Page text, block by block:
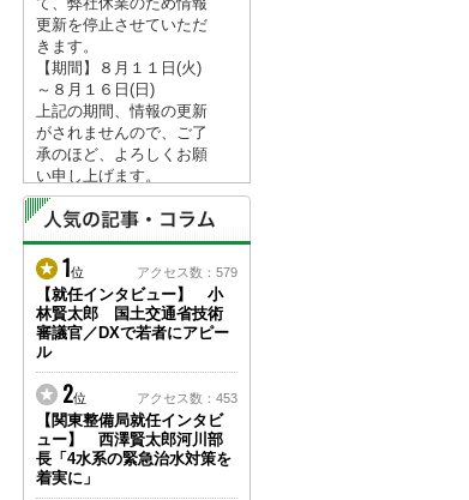
更新を停止させていただ
きます。
【期間】８月１１日(火)
～８月１６日(日)
上記の期間、情報の更新
がされませんので、ご了
承のほど、よろしくお願
い申し上げます。
なお、情報は８月１７日
(月)より登録されます。
2026/04/23
●ゴールデンウィークに
伴う情報更新停止のお知
らせ(05/02～05/10)●
ユーザー各位
建設資料館をご利用いた
だき、誠に有難うござい
ます。
下記の期間につきまし
て、弊社休業のため情報
更新を停止させていただ
1位 アクセス数：579
【就任インタビュー】 小
林賢太郎 国土交通省技術
審議官／DXで若者にアピー
ル
2位 アクセス数：453
【関東整備局就任インタビ
ュー】 西澤賢太郎河川部
長「4水系の緊急治水対策を
着実に」